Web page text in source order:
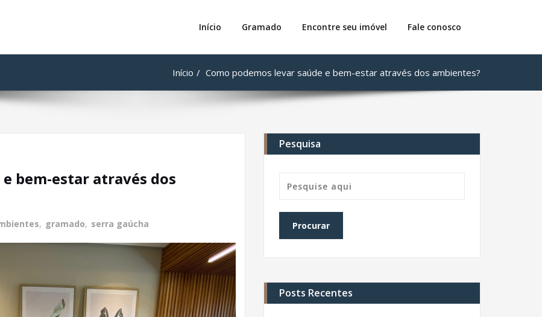
Início Gramado Encontre seu imóvel Fale conosco
Início Como podemos levar saúde e bem-estar através dos ambientes?
bem-estar através dos
, gramado, serra gaúcha
Pesquisa
Posts Recentes